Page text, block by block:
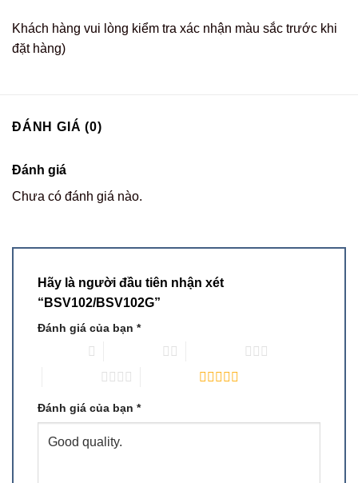
Khách hàng vui lòng kiểm tra xác nhận màu sắc trước khi
đặt hàng)
ĐÁNH GIÁ (0)
Đánh giá
Chưa có đánh giá nào.
Hãy là người đầu tiên nhận xét
“BSV102/BSV102G”
Đánh giá của bạn *
Đánh giá của bạn *